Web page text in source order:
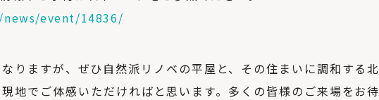
event/14836/
りますが、ぜひ自然派リノベの平屋と、その住まいに調和する北
地でご体感いただければと思います。多くの皆様のご来場をお待